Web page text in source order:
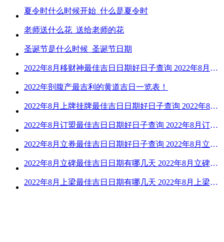
夏令时什么时候开始_什么是夏令时
老师送什么花_送给老师的花
圣诞节是什么时候_圣诞节日期
2022年8月移财神最佳吉日日期好日子查询 2022年8月移财神吉日一览
2022年剖腹产最吉利的黄道吉日一览表！
2022年8月上牌挂牌最佳吉日日期好日子查询 2022年8月上牌吉日精选
2022年8月订盟最佳吉日日期好日子查询 2022年8月订盟黄道吉日一览
2022年8月立券最佳吉日日期好日子查询 2022年8月立券的黄道吉日一览
2022年8月立碑最佳吉日日期有哪几天 2022年8月立碑吉日查询
2022年8月上梁最佳吉日日期有哪几天 2022年8月上梁的黄道吉日